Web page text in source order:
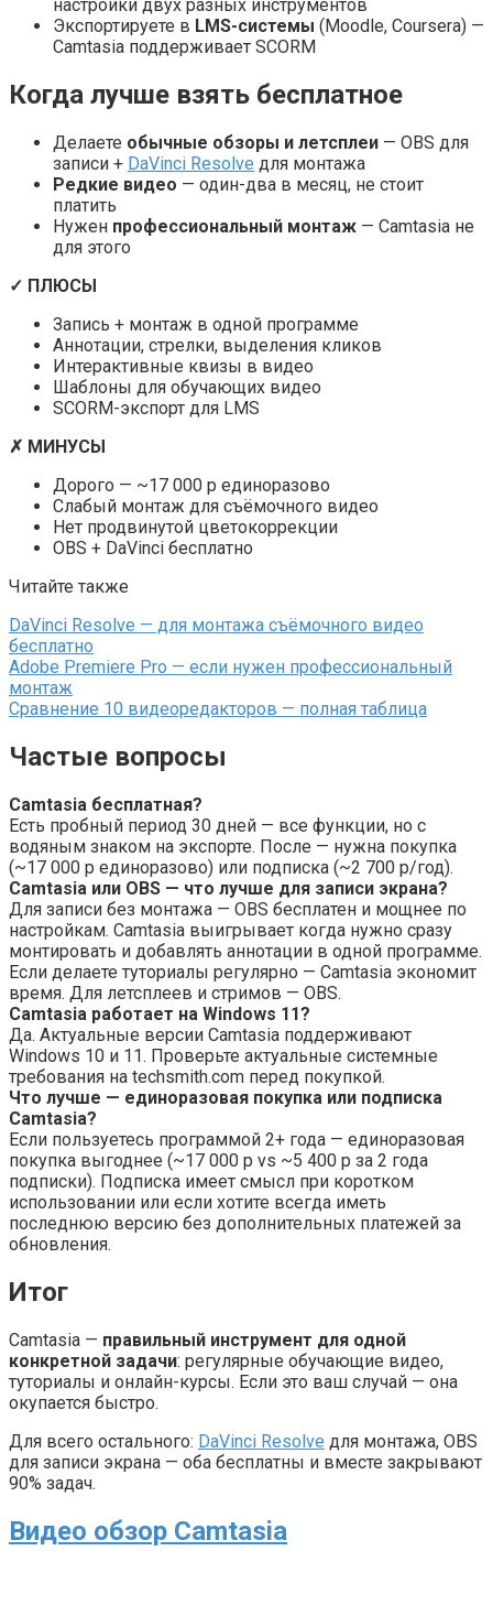
настройки двух разных инструментов
Экспортируете в LMS-системы (Moodle, Coursera) —
Camtasia поддерживает SCORM
Когда лучше взять бесплатное
Делаете обычные обзоры и летсплеи — OBS для
записи + DaVinci Resolve для монтажа
Редкие видео — один-два в месяц, не стоит
платить
Нужен профессиональный монтаж — Camtasia не
для этого
✓ ПЛЮСЫ
Запись + монтаж в одной программе
Аннотации, стрелки, выделения кликов
Интерактивные квизы в видео
Шаблоны для обучающих видео
SCORM-экспорт для LMS
✗ МИНУСЫ
Дорого — ~17 000 р единоразово
Слабый монтаж для съёмочного видео
Нет продвинутой цветокоррекции
OBS + DaVinci бесплатно
Читайте также
DaVinci Resolve — для монтажа съёмочного видео
бесплатно
Adobe Premiere Pro — если нужен профессиональный
монтаж
Сравнение 10 видеоредакторов — полная таблица
Частые вопросы
Camtasia бесплатная?
Есть пробный период 30 дней — все функции, но с
водяным знаком на экспорте. После — нужна покупка
(~17 000 р единоразово) или подписка (~2 700 р/год).
Camtasia или OBS — что лучше для записи экрана?
Для записи без монтажа — OBS бесплатен и мощнее по
настройкам. Camtasia выигрывает когда нужно сразу
монтировать и добавлять аннотации в одной программе.
Если делаете туториалы регулярно — Camtasia экономит
время. Для летсплеев и стримов — OBS.
Camtasia работает на Windows 11?
Да. Актуальные версии Camtasia поддерживают
Windows 10 и 11. Проверьте актуальные системные
требования на techsmith.com перед покупкой.
Что лучше — единоразовая покупка или подписка
Camtasia?
Если пользуетесь программой 2+ года — единоразовая
покупка выгоднее (~17 000 р vs ~5 400 р за 2 года
подписки). Подписка имеет смысл при коротком
использовании или если хотите всегда иметь
последнюю версию без дополнительных платежей за
обновления.
Итог
Camtasia — правильный инструмент для одной
конкретной задачи: регулярные обучающие видео,
туториалы и онлайн-курсы. Если это ваш случай — она
окупается быстро.
Для всего остального: DaVinci Resolve для монтажа, OBS
для записи экрана — оба бесплатны и вместе закрывают
90% задач.
Видео обзор Camtasia